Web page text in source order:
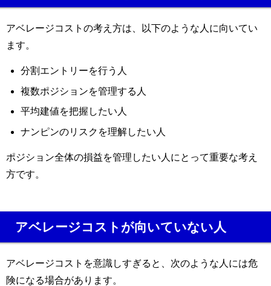
アベレージコストの考え方は、以下のような人に向いてい
ます。
分割エントリーを行う人
複数ポジションを管理する人
平均建値を把握したい人
ナンピンのリスクを理解したい人
ポジション全体の損益を管理したい人にとって重要な考え
方です。
アベレージコストが向いていない人
アベレージコストを意識しすぎると、次のような人には危
険になる場合があります。